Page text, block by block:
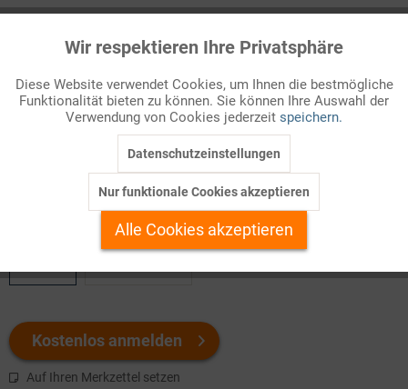
inlä|ndische Nahrungsmittel ausgab, kamen bei den Landwirten
2016 im Durchschnitt nur 20,6 Cent an. Das geht aus
Berechnungen desThü|nen-Institutshervor, in denen die
Welchen Download brauchen Sie?
Kostenlos anmelden
Auf Ihren Merkzettel setzen
Funktionale Aktiv
Marketing Inaktiv
Personalisierung Inaktiv
Service
Wir respektieren Ihre Privatsphäre
Diese Website verwendet Cookies, um Ihnen die bestmögliche
Funktionalität bieten zu können. Sie können Ihre Auswahl der
Verwendung von Cookies jederzeit speichern.
Datenschutzeinstellungen
Nur funktionale Cookies akzeptieren
Alle Cookies akzeptieren